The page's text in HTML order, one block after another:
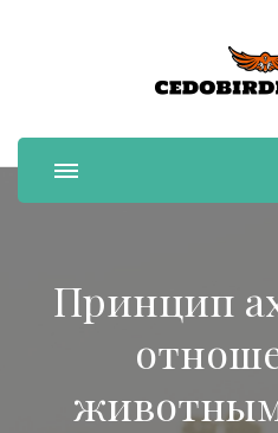
Принцип